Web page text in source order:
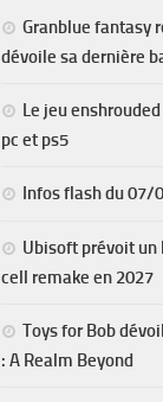
Granblue fantasy
dévoile sa dernière
Le jeu
pc et ps5
Infos flash du 07/
Ubisoft prévoit
cell remake en 2027
Toys for Bob
: A Realm Beyond